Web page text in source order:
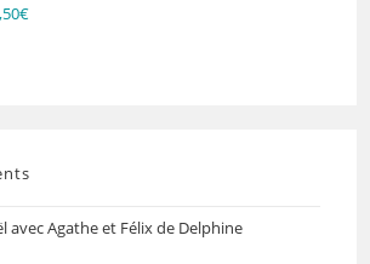
€
avec Agathe et Félix de Delphine